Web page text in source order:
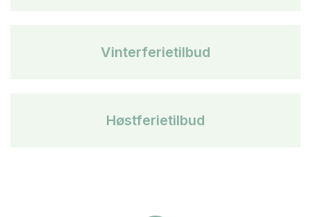
Vinterferietilbud
Høstferietilbud